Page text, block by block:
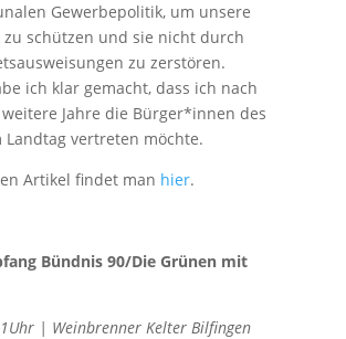
Gewerbepolitik, um unsere
schützen und sie nicht durch
zu zerstören.
ich klar gemacht, dass ich nach
Jahre die Bürger*innen des
Landtag vertreten möchte.
Artikel findet man hier.
Bündnis 90/Die Grünen mit
| Weinbrenner Kelter Bilfingen